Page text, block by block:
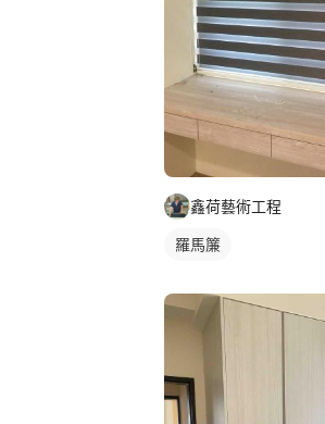
鑫荷藝術工程
羅馬簾